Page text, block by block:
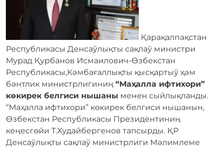
Қарақалпақстан
Республикасы Денсаўлықты сақлаў министри
Мурад Қурбанов Исмаилович-Өзбекстан
Республикасы,Кəмбағаллықты қысқартыў ҳəм
бəнтлик министрлигиниң “Маҳалла ифтихори”
көкирек белгиси нышаны менен сыйлықланды.
“Маҳалла ифтихори” көкирек белгиси нышанын,
Өзбекстан Республикасы Президентиниң
кеңесгөйи Т.Худайбергенов тапсырды. ҚР
Денсаўлықты сақлаў министрлиги Мәлимлеме